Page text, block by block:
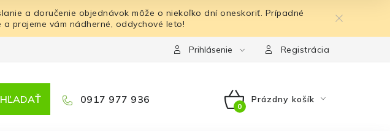
a doručenie objednávok môže o niekoľko dní oneskoriť. Prípadné
prajeme vám nádherné, oddychové leto!
Prihlásenie Registrácia
HĽADAŤ 0917 977 936
NÁKUPNÝ
Prázdny košík